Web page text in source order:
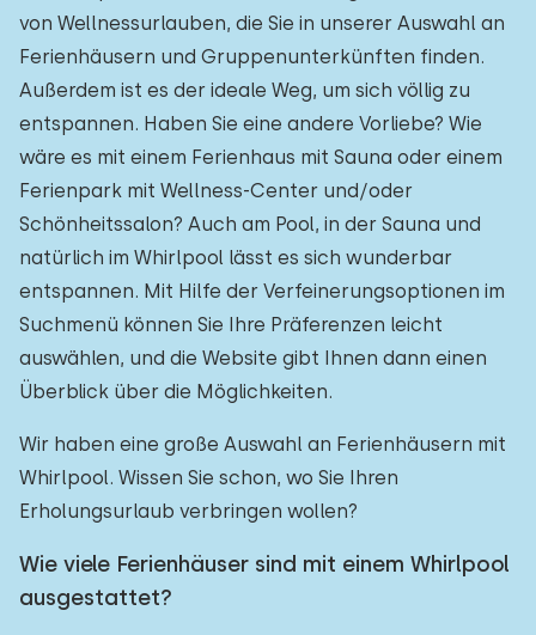
von Wellnessurlauben, die Sie in unserer Auswahl an
Ferienhäusern und Gruppenunterkünften finden.
Außerdem ist es der ideale Weg, um sich völlig zu
entspannen. Haben Sie eine andere Vorliebe? Wie
wäre es mit einem Ferienhaus mit Sauna oder einem
Ferienpark mit Wellness-Center und/oder
Schönheitssalon? Auch am Pool, in der Sauna und
natürlich im Whirlpool lässt es sich wunderbar
entspannen. Mit Hilfe der Verfeinerungsoptionen im
Suchmenü können Sie Ihre Präferenzen leicht
auswählen, und die Website gibt Ihnen dann einen
Überblick über die Möglichkeiten.
Wir haben eine große Auswahl an Ferienhäusern mit
Whirlpool. Wissen Sie schon, wo Sie Ihren
Erholungsurlaub verbringen wollen?
Wie viele Ferienhäuser sind mit einem Whirlpool
ausgestattet?